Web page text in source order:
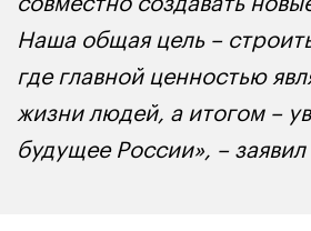
Наша общая цель –
где главной ценностью
жизни людей, а итогом –
будущее России», –